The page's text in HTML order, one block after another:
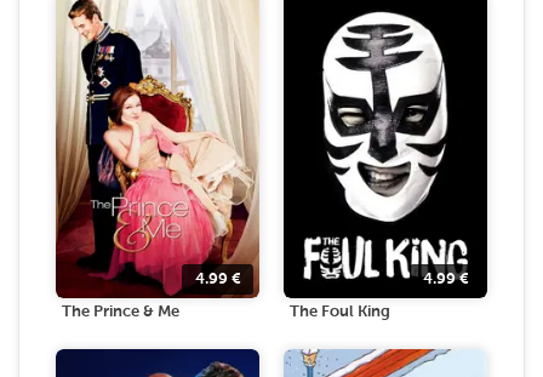
4.99 €
The Prince & Me
4.99€
The Foul King